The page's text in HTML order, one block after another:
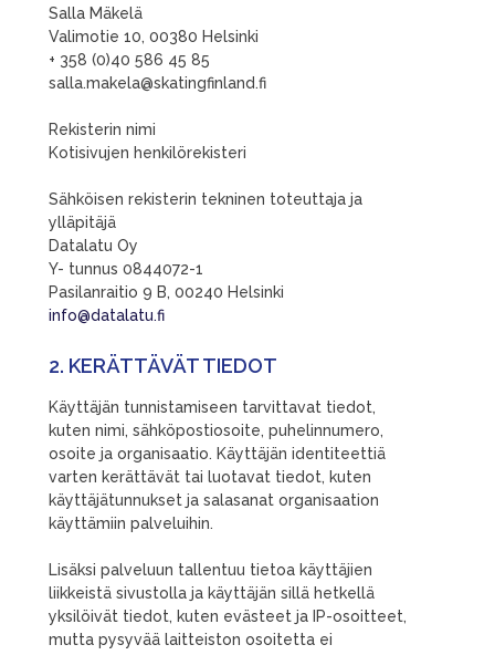
Salla Mäkelä
Valimotie 10, 00380 Helsinki
+ 358 (0)40 586 45 85
salla.makela@skatingfinland.fi
Rekisterin nimi
Kotisivujen henkilörekisteri
Sähköisen rekisterin tekninen toteuttaja ja
ylläpitäjä
Datalatu Oy
Y- tunnus 0844072-1
Pasilanraitio 9 B, 00240 Helsinki
info@datalatu.fi
2. KERÄTTÄVÄT TIEDOT
Käyttäjän tunnistamiseen tarvittavat tiedot,
kuten nimi, sähköpostiosoite, puhelinnumero,
osoite ja organisaatio. Käyttäjän identiteettiä
varten kerättävät tai luotavat tiedot, kuten
käyttäjätunnukset ja salasanat organisaation
käyttämiin palveluihin.
Lisäksi palveluun tallentuu tietoa käyttäjien
liikkeistä sivustolla ja käyttäjän sillä hetkellä
yksilöivät tiedot, kuten evästeet ja IP-osoitteet,
mutta pysyvää laitteiston osoitetta ei